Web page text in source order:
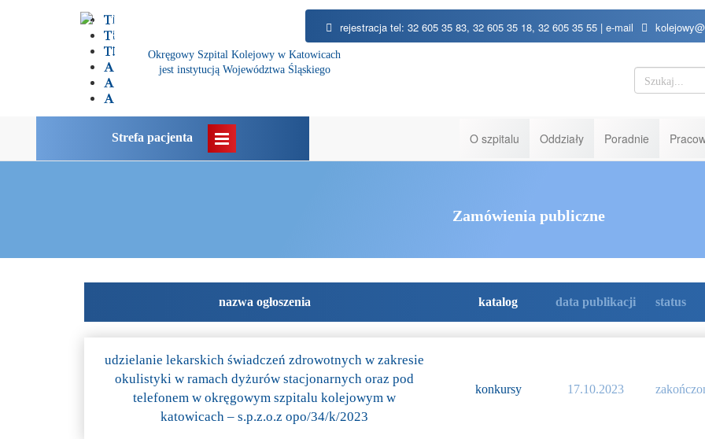
Okręgowy Szpital Kolejowy w Katowicach
jest instytucją Województwa Śląskiego
rejestracja tel: 32 605 35 83, 32 605 35 18, 32 605 35 55 | e-mail
Strefa pacjenta O szpitalu Oddziały Poradnie
Zamówienia publiczne
nazwa ogłoszenia katalog data publikacji status
udzielanie lekarskich świadczeń zdrowotnych w zakresie
okulistyki w ramach dyżurów stacjonarnych oraz pod
telefonem w okręgowym szpitalu kolejowym w
katowicach – s.p.z.o.z opo/34/k/2023
konkursy 17.10.2023